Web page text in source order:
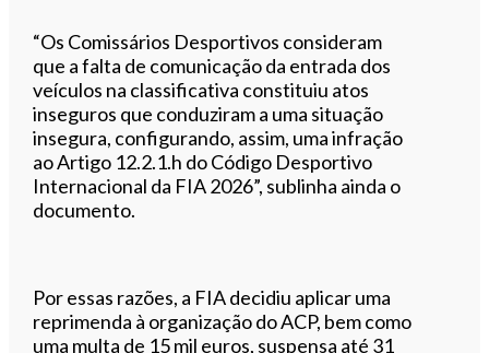
“Os Comissários Desportivos consideram
que a falta de comunicação da entrada dos
veículos na classificativa constituiu atos
inseguros que conduziram a uma situação
insegura, configurando, assim, uma infração
ao Artigo 12.2.1.h do Código Desportivo
Internacional da FIA 2026”, sublinha ainda o
documento.
Por essas razões, a FIA decidiu aplicar uma
reprimenda à organização do ACP, bem como
uma multa de 15 mil euros, suspensa até 31